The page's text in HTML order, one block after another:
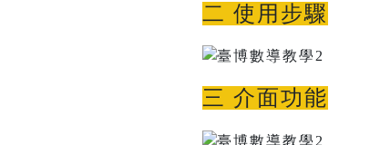
二 使用步驟
三 介面功能